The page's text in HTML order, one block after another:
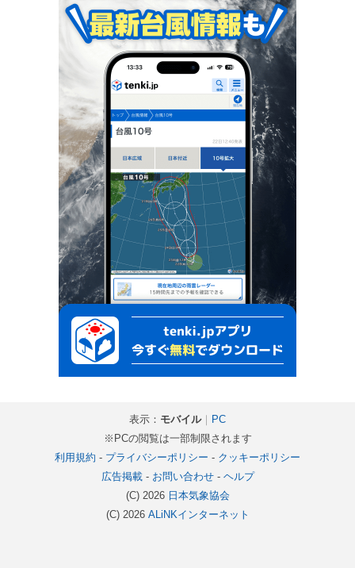
表示： モバイル｜ PC
※PCの閲覧は一部制限されます
利用規約 - プライバシーポリシー - クッキーポリシー
広告掲載- お問い合わせ- ヘルプ
(C) 2026 日本気象協会
(C) 2026 ALiNKインターネット